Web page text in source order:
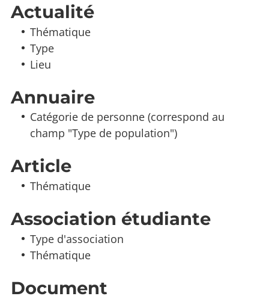
Actualité
Thématique
Type
Lieu
Annuaire
Catégorie de personne (correspond au
champ "Type de population")
Article
Thématique
Association étudiante
Type d'association
Thématique
Document